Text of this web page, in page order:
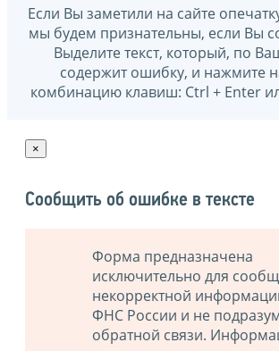
Если Вы заметили на сайте
мы будем признательны, если Вы
Выделите текст, который, по
содержит ошибку, и нажмите
комбинацию клавиш: Ctrl + Enter
×
Сообщить об ошибке в тексте
Форма предназначена
исключительно для
некорректной
ФНС России и не
обратной связи.